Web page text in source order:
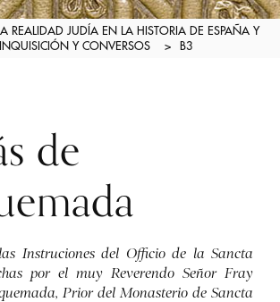
LA REALIDAD JUDÍA EN LA HISTORIA DE ESPAÑA Y
INQUISICIÓN Y CONVERSOS > B3
de
Instruciones del Officio de la Sancta
por el muy Reverendo Señor Fray
Prior del Monasterio de Sancta